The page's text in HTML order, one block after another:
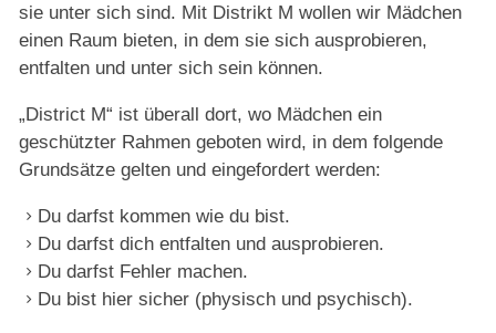
sie unter sich sind. Mit Distrikt M wollen wir Mädchen
einen Raum bieten, in dem sie sich ausprobieren,
entfalten und unter sich sein können.
„District M“ ist überall dort, wo Mädchen ein
geschützter Rahmen geboten wird, in dem folgende
Grundsätze gelten und eingefordert werden:
Du darfst kommen wie du bist.
Du darfst dich entfalten und ausprobieren.
Du darfst Fehler machen.
Du bist hier sicher (physisch und psychisch).